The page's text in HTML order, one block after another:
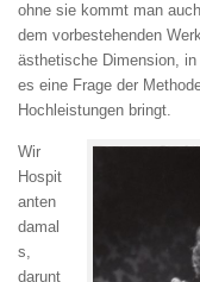
ohne sie kommt man
dem vorbestehenden
ästhetische Dimension,
es eine Frage der
Hochleistungen bringt.
Wir
Hospit
anten
damal
s,
darunt